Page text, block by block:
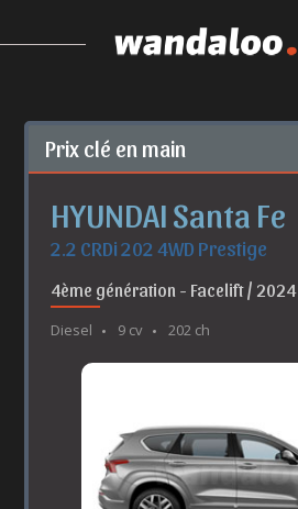
Prix clé en main
HYUNDAI Santa Fe
2.2 CRDi 202 4WD Prestige
4ème génération - Facelift / 2024
Diesel 9 cv 202 ch